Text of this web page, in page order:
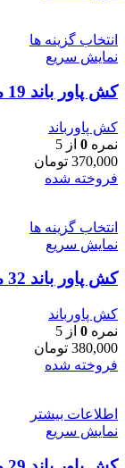
انتخاب گزینه ها
نمایش سریع
کش پاور باند 19 میل Thera-Band
کش پاورباند
نمره 0 از 5
370,000 تومان
فروخته شده
انتخاب گزینه ها
نمایش سریع
کش پاور باند 32 میل Thera-Band
کش پاورباند
نمره 0 از 5
380,000 تومان
فروخته شده
اطلاعات بیشتر
نمایش سریع